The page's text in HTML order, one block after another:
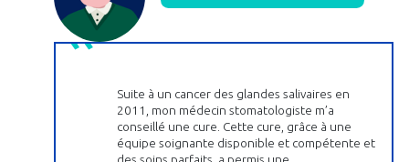
Suite à un cancer des glandes salivaires en
2011, mon médecin stomatologiste m’a
conseillé une cure. Cette cure, grâce à une
équipe soignante disponible et compétente et